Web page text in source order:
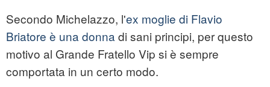
Secondo Michelazzo, l'ex moglie di Flavio
Briatore è una donna di sani principi, per questo
motivo al Grande Fratello Vip si è sempre
comportata in un certo modo.